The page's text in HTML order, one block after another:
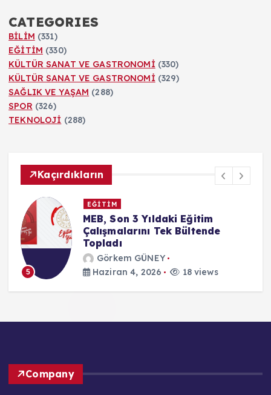
CATEGORIES
BİLİM (331)
EĞİTİM (330)
KÜLTÜR SANAT VE GASTRONOMİ (330)
KÜLTÜR SANAT VE GASTRONOMİ (329)
SAĞLIK VE YAŞAM (288)
SPOR (326)
TEKNOLOJİ (288)
Kaçırdıkların
5
EĞİTİM
MEB, Son 3 Yıldaki Eğitim
Çalışmalarını Tek Bültende
Topladı
Görkem GÜNEY
Haziran 4, 2026
18 views
Company